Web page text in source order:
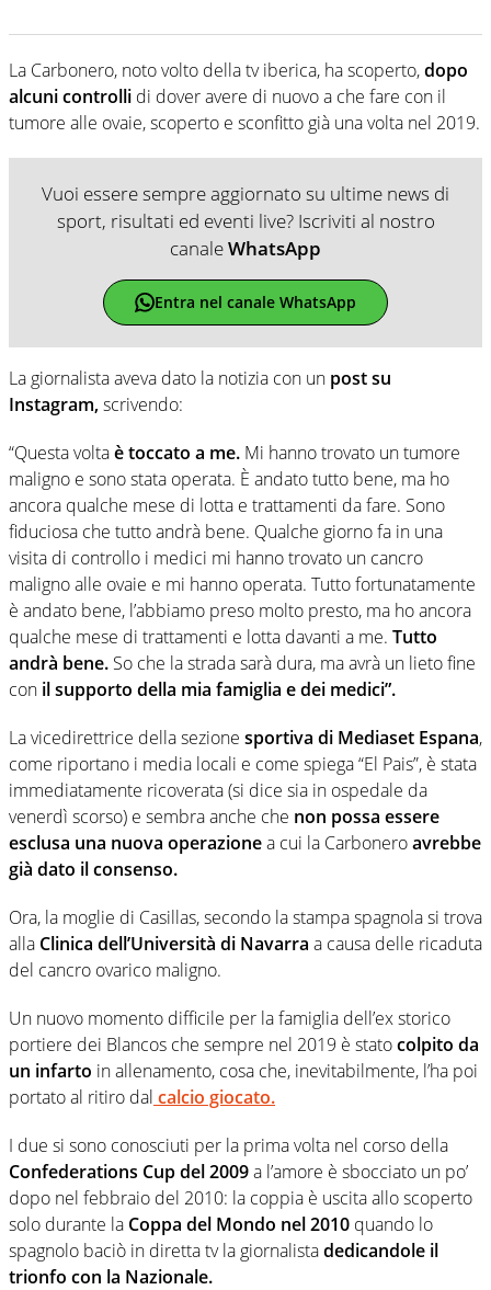
La Carbonero, noto volto della tv iberica, ha scoperto,dopo
alcuni controlli di dover avere di nuovo a che fare con il
tumore alle ovaie, scoperto e sconfitto già una volta nel 2019.
Vuoi essere sempre aggiornato su ultime news di
sport, risultati ed eventi live? Iscriviti al nostro
canaleWhatsApp
Entra nel canale WhatsApp
La giornalista aveva dato la notizia con un post su
Instagram,scrivendo:
“Questa voltaè toccato a me. Mi hanno trovato un tumore
maligno e sono stata operata. È andato tutto bene, ma ho
ancora qualche mese di lotta e trattamenti da fare. Sono
fiduciosa che tutto andrà bene. Qualche giorno fa in una
visita di controllo i medici mi hanno trovato un cancro
maligno alle ovaie e mi hanno operata. Tutto fortunatamente
è andato bene, l’abbiamo preso molto presto, ma ho ancora
qualche mese di trattamenti e lotta davanti a me. Tutto
andrà bene. So che la strada sarà dura, ma avrà un lieto fine
con il supporto della mia famiglia e dei medici”.
La vicedirettrice della sezione sportiva di Mediaset Espana,
come riportano i media locali e come spiega “El Pais”, è stata
immediatamente ricoverata (si dice sia in ospedale da
venerdì scorso) e sembra anche che non possa essere
esclusa una nuova operazionea cui la Carboneroavrebbe
già dato il consenso.
Ora, la moglie di Casillas, secondo la stampa spagnola si trova
alla Clinica dell’Università di Navarra a causa delle ricaduta
del cancro ovarico maligno.
Un nuovo momento difficile per la famiglia dell’ex storico
portiere dei Blancos che sempre nel 2019 è statocolpito da
un infarto in allenamento, cosa che, inevitabilmente, l’ha poi
portato al ritiro dal calcio giocato.
I due si sono conosciuti per la prima volta nel corso della
Confederations Cup del 2009a l’amore è sbocciato un po’
dopo nel febbraio del 2010: la coppia è uscita allo scoperto
solo durante la Coppa del Mondo nel 2010 quando lo
spagnolo baciò in diretta tv la giornalistadedicandole il
trionfo con la Nazionale.